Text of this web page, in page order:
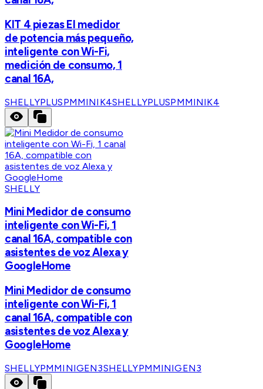
KIT 4 piezas El medidor
de potencia más pequeño,
inteligente con Wi-Fi,
medición de consumo, 1
canal 16A,
SHELLYPLUSPMMINIK4SHELLYPLUSPMMINIK4
SHELLY
Mini Medidor de consumo
inteligente con Wi-Fi, 1
canal 16A, compatible con
asistentes de voz Alexa y
GoogleHome
Mini Medidor de consumo
inteligente con Wi-Fi, 1
canal 16A, compatible con
asistentes de voz Alexa y
GoogleHome
SHELLYPMMINIGEN3SHELLYPMMINIGEN3